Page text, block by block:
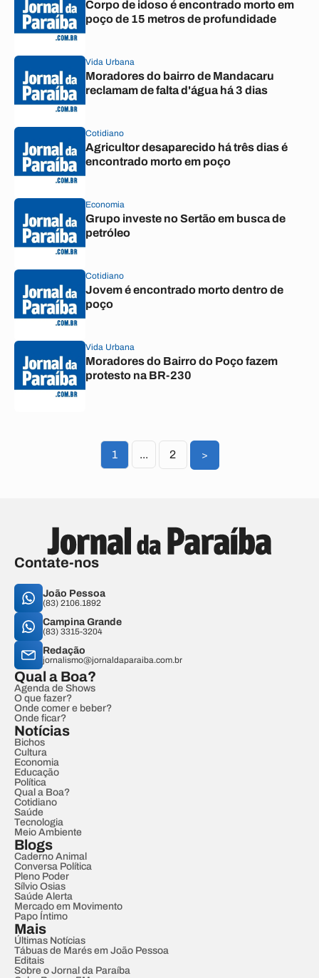
Corpo de idoso é encontrado morto em
poço de 15 metros de profundidade
Vida Urbana
Moradores do bairro de Mandacaru
reclamam de falta d'água há 3 dias
Cotidiano
Agricultor desaparecido há três dias é
encontrado morto em poço
Economia
Grupo investe no Sertão em busca de
petróleo
Cotidiano
Jovem é encontrado morto dentro de
poço
Vida Urbana
Moradores do Bairro do Poço fazem
protesto na BR-230
1 ... 2 >
Contate-nos
João Pessoa
(83) 2106.1892
Campina Grande
(83) 3315-3204
Redação
jornalismo@jornaldaparaiba.com.br
Qual a Boa?
Agenda de Shows
O que fazer?
Onde comer e beber?
Onde ficar?
Notícias
Bichos
Cultura
Economia
Educação
Política
Qual a Boa?
Cotidiano
Saúde
Tecnologia
Meio Ambiente
Blogs
Caderno Animal
Conversa Política
Pleno Poder
Sílvio Osias
Saúde Alerta
Mercado em Movimento
Papo Íntimo
Mais
Últimas Notícias
Tábuas de Marés em João Pessoa
Editais
Sobre o Jornal da Paraíba